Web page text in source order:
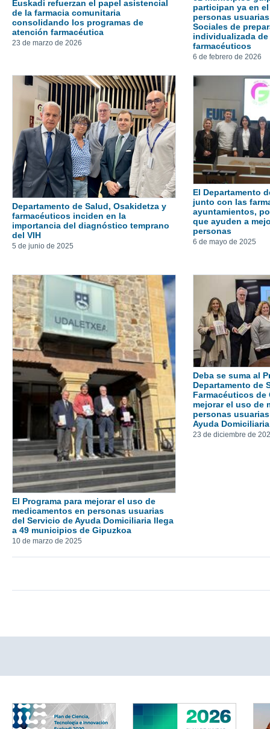
Euskadi refuerzan el papel asistencial
de la farmacia comunitaria
consolidando los programas de
atención farmacéutica
23 de marzo de 2026
participan ya en
personas
Sociales de
individualizada
farmacéuticos
6 de febrero de 2026
Departamento de Salud, Osakidetza y
farmacéuticos inciden en la
importancia del diagnóstico temprano
del VIH
5 de junio de 2025
El Departamento
junto con las
ayuntamientos,
que ayuden a
personas
6 de mayo de 2025
El Programa para mejorar el uso de
medicamentos en personas usuarias
del Servicio de Ayuda Domiciliaria llega
a 49 municipios de Gipuzkoa
10 de marzo de 2025
Deba se suma al
Departamento de
Farmacéuticos de
mejorar el uso de
personas
Ayuda
23 de diciembre de